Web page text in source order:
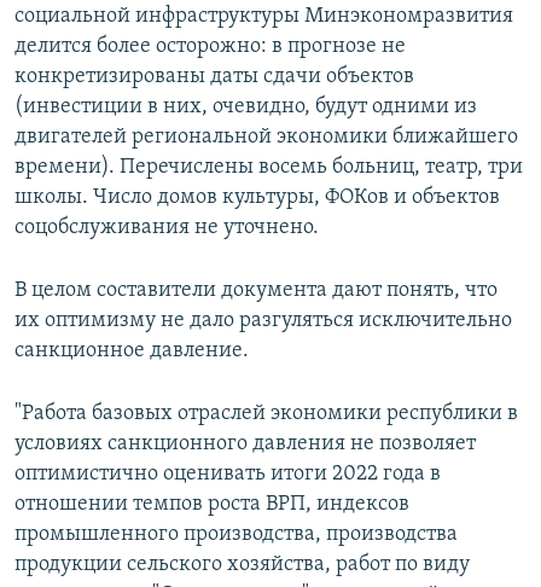
социальной инфраструктуры Минэкономразвития
делится более осторожно: в прогнозе не
конкретизированы даты сдачи объектов
(инвестиции в них, очевидно, будут одними из
двигателей региональной экономики ближайшего
времени). Перечислены восемь больниц, театр, три
школы. Число домов культуры, ФОКов и объектов
соцобслуживания не уточнено.
В целом составители документа дают понять, что
их оптимизму не дало разгуляться исключительно
санкционное давление.
"Работа базовых отраслей экономики республики в
условиях санкционного давления не позволяет
оптимистично оценивать итоги 2022 года в
отношении темпов роста ВРП, индексов
промышленного производства, производства
продукции сельского хозяйства, работ по виду